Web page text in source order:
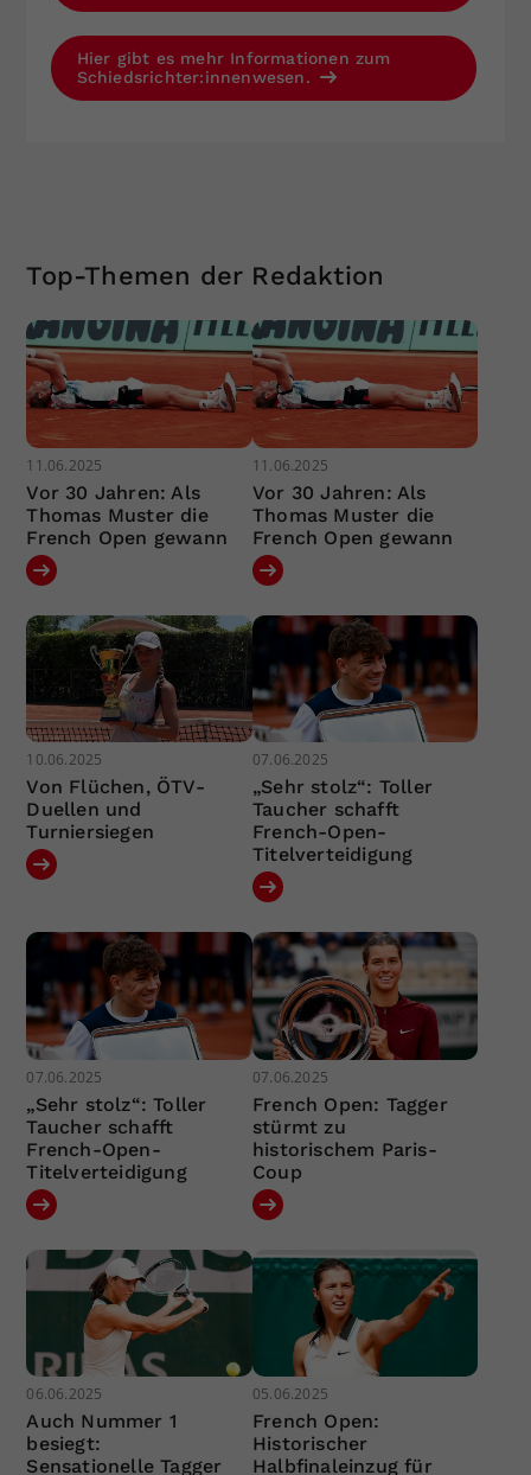
Hier gibt es mehr Informationen zum
Schiedsrichter:innenwesen.
Top-Themen der Redaktion
11.06.2025
Vor 30 Jahren: Als
Thomas Muster die
French Open gewann
11.06.2025
Vor 30 Jahren: Als
Thomas Muster die
French Open gewann
10.06.2025
Von Flüchen, ÖTV-
Duellen und
Turniersiegen
07.06.2025
„Sehr stolz“: Toller
Taucher schafft
French-Open-
Titelverteidigung
07.06.2025
„Sehr stolz“: Toller
Taucher schafft
French-Open-
Titelverteidigung
07.06.2025
French Open: Tagger
stürmt zu
historischem Paris-
Coup
06.06.2025
Auch Nummer 1
besiegt:
Sensationelle Tagger
05.06.2025
French Open:
Historischer
Halbfinaleinzug für